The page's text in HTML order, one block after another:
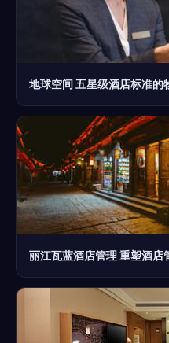
地球空间 五星级酒店标准的
丽江瓦蓝酒店管理 重塑酒店